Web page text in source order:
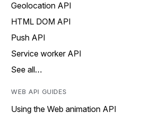
Geolocation API
HTML DOM API
Push API
Service worker API
See all…
WEB API GUIDES
Using the Web animation API